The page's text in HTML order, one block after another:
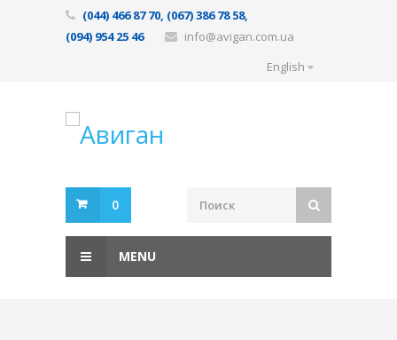
(044) 466 87 70, (067) 386 78 58,
(094) 954 25 46
info@avigan.com.ua
English
0
MENU